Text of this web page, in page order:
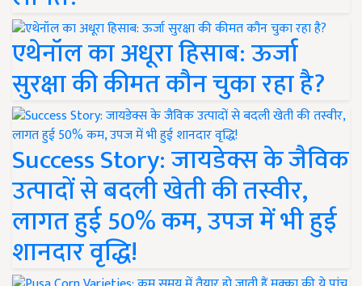
एथेनॉल का अधूरा हिसाब: ऊर्जा
सुरक्षा की कीमत कौन चुका रहा है?
Success Story: जायडेक्स के जैविक
उत्पादों से बदली खेती की तस्वीर,
लागत हुई 50% कम, उपज में भी हुई
शानदार वृद्धि!